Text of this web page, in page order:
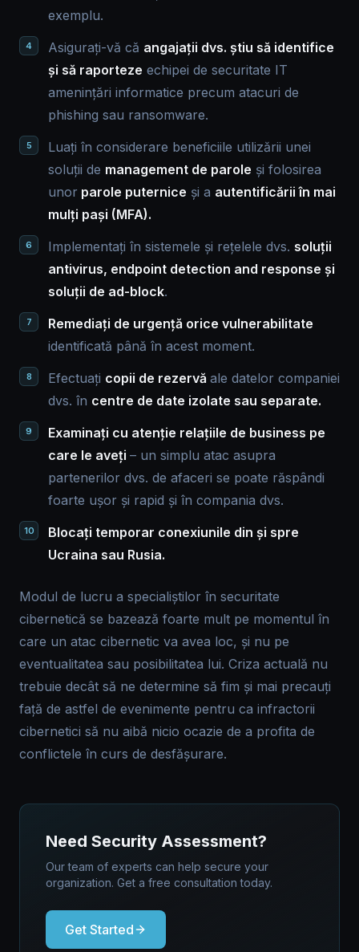
exemplu.
Asigurați-vă că angajații dvs. știu să identifice
și să raporteze echipei de securitate IT
amenințări informatice precum atacuri de
phishing sau ransomware.
Luați în considerare beneficiile utilizării unei
soluții de management de parole și folosirea
unor parole puternice și a autentificării în mai
mulți pași (MFA).
Implementați în sistemele și rețelele dvs. soluții
antivirus, endpoint detection and response și
soluții de ad-block.
Remediați de urgență orice vulnerabilitate
identificată până în acest moment.
Efectuați copii de rezervă ale datelor companiei
dvs. în centre de date izolate sau separate.
Examinați cu atenție relațiile de business pe
care le aveți – un simplu atac asupra
partenerilor dvs. de afaceri se poate răspândi
foarte ușor și rapid și în compania dvs.
Blocați temporar conexiunile din și spre
Ucraina sau Rusia.
Modul de lucru a specialiștilor în securitate
cibernetică se bazează foarte mult pe momentul în
care un atac cibernetic va avea loc, și nu pe
eventualitatea sau posibilitatea lui. Criza actuală nu
trebuie decât să ne determine să fim și mai precauți
față de astfel de evenimente pentru ca infractorii
cibernetici să nu aibă nicio ocazie de a profita de
conflictele în curs de desfășurare.
Need Security Assessment?
Our team of experts can help secure your
organization. Get a free consultation today.
Get Started